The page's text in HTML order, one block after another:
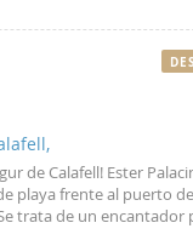
diseño, confort y unas
exclusiva en el
las viviendas ?
de parking y trastero ?
Gran Tenedor. Cédula
de registro AICAT:
o la plaza
de Calafell! Ester
playa frente al puerto
trata de un encantador